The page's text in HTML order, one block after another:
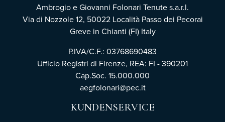
Ambrogio e Giovanni Folonari Tenute s.a.r.l.
Via di Nozzole 12, 50022 Località Passo dei Pecorai
Greve in Chianti (FI) Italy
P.IVA/C.F.: 03768690483
Ufficio Registri di Firenze, REA: FI - 390201
Cap.Soc. 15.000.000
aegfolonari@pec.it
KUNDENSERVICE